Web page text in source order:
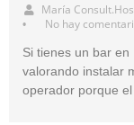
María
• No hay
Si tienes un bar
valorando instalar
operador porque el